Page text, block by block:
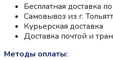
Бесплатная доставка
Самовывоз из г.
Курьерская доставка
Доставка почтой и
Методы оплаты: